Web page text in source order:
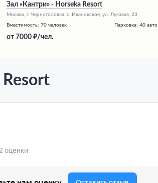
Зал «Кантри» - Horseka Resort
Москва, г. Черноголовка, с. Ивановское, ул. Луговая, 23
Вместимость: 70 человек Парковка: 40 авто
от 7000 /чел.